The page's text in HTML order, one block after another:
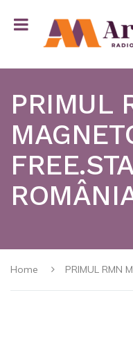
PRIMUL
Home PRIMUL RMN